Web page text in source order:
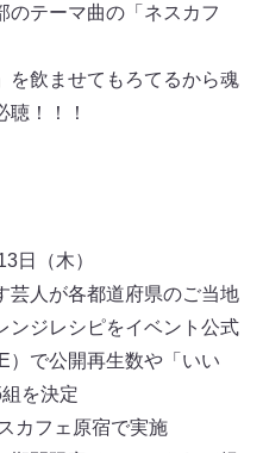
のテーマ曲の「ネスカフ
を飲ませてもろてるから魂
！！！
日（木）
芸人が各都道府県のご当地
ンジレシピをイベント公式
）で公開再生数や「いい
を決定
カフェ原宿で実施